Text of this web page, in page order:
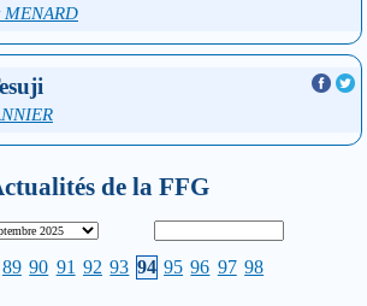
MENARD
de la FFG
89 90 91 92 93 94 95 96 97 98